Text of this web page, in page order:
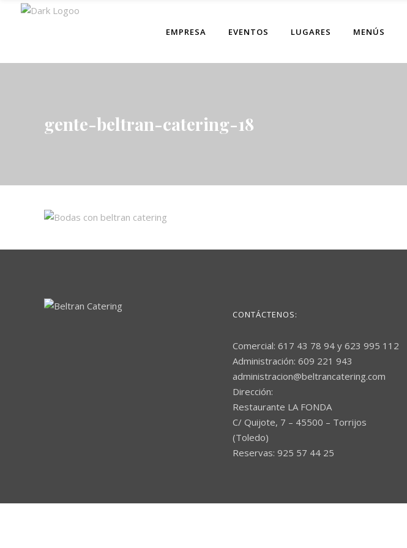
EMPRESA EVENTOS LUGARES MENÚS
gente-beltran-catering-18
CONTÁCTENOS:
Comercial: 617 43 78 94 y 623 995 112
Administración: 609 221 943
administracion@beltrancatering.com
Dirección:
Restaurante LA FONDA
C/ Quijote, 7 – 45500 – Torrijos
(Toledo)
Reservas: 925 57 44 25